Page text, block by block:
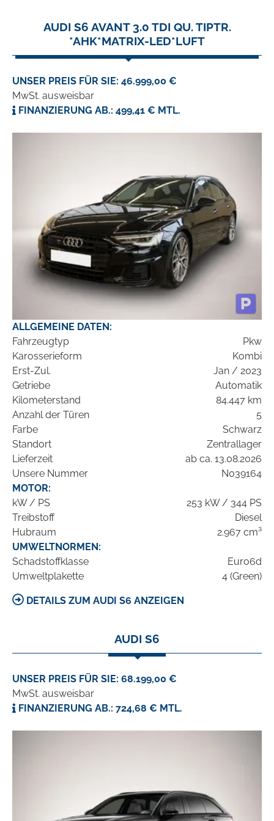
AUDI S6 AVANT 3.0 TDI QU. TIPTR.
*AHK*MATRIX-LED*LUFT
UNSER PREIS FÜR SIE: 46.999,00 €
MwSt. ausweisbar
FINANZIERUNG AB.: 499,41 € MTL.
ALLGEMEINE DATEN:
Fahrzeugtyp
Pkw
Karosserieform
Kombi
Erst-Zul.
Jan / 2023
Getriebe
Automatik
Kilometerstand
84.447 km
Anzahl der Türen
5
Farbe
Schwarz
Standort
Zentrallager
Lieferzeit
ab ca. 13.08.2026
Unsere Nummer
N039164
MOTOR:
kW / PS
253 kW / 344 PS
Treibstoff
Diesel
Hubraum
2.967 cm³
UMWELTNORMEN:
Schadstoffklasse
Euro6d
Umweltplakette
4 (Green)
DETAILS ZUM AUDI S6 ANZEIGEN
AUDI S6
UNSER PREIS FÜR SIE: 68.199,00 €
MwSt. ausweisbar
FINANZIERUNG AB.: 724,68 € MTL.